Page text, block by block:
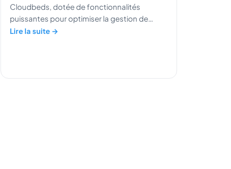
Cloudbeds, dotée de fonctionnalités
puissantes pour optimiser la gestion de
votre établissement et améliorer l'expérience
Lire la suite →